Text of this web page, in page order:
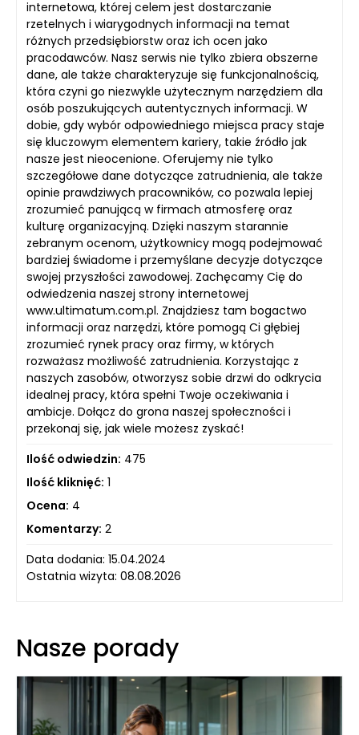
internetowa, której celem jest dostarczanie
rzetelnych i wiarygodnych informacji na temat
różnych przedsiębiorstw oraz ich ocen jako
pracodawców. Nasz serwis nie tylko zbiera obszerne
dane, ale także charakteryzuje się funkcjonalnością,
która czyni go niezwykle użytecznym narzędziem dla
osób poszukujących autentycznych informacji. W
dobie, gdy wybór odpowiedniego miejsca pracy staje
się kluczowym elementem kariery, takie źródło jak
nasze jest nieocenione. Oferujemy nie tylko
szczegółowe dane dotyczące zatrudnienia, ale także
opinie prawdziwych pracowników, co pozwala lepiej
zrozumieć panującą w firmach atmosferę oraz
kulturę organizacyjną. Dzięki naszym starannie
zebranym ocenom, użytkownicy mogą podejmować
bardziej świadome i przemyślane decyzje dotyczące
swojej przyszłości zawodowej. Zachęcamy Cię do
odwiedzenia naszej strony internetowej
www.ultimatum.com.pl. Znajdziesz tam bogactwo
informacji oraz narzędzi, które pomogą Ci głębiej
zrozumieć rynek pracy oraz firmy, w których
rozważasz możliwość zatrudnienia. Korzystając z
naszych zasobów, otworzysz sobie drzwi do odkrycia
idealnej pracy, która spełni Twoje oczekiwania i
ambicje. Dołącz do grona naszej społeczności i
przekonaj się, jak wiele możesz zyskać!
Ilość odwiedzin: 475
Ilość kliknięć: 1
Ocena: 4
Komentarzy: 2
Data dodania: 15.04.2024
Ostatnia wizyta: 08.08.2026
Nasze porady